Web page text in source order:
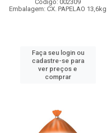
Código: 002309
Embalagem: CX. PAPELAO 13,6kg
Faça seu login ou
cadastre-se para
ver preços e
comprar